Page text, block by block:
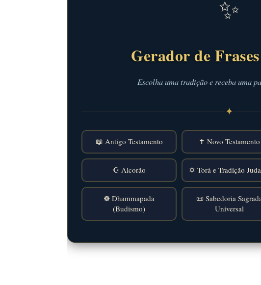
✨
Gerador de
Escolha uma tradição e receba uma
✦
📖 Antigo Testamento ✝️ Novo Testamento
☪️ Alcorão ✡️ Torá e Tradição
☸️ Dhammapada
(Budismo)
📜 Sabedoria
Universal